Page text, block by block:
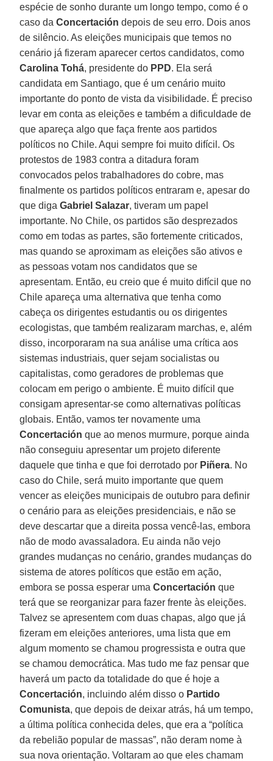
espécie de sonho durante um longo tempo, como é o
caso daConcertacióndepois de seu erro. Dois anos
de silêncio. As eleições municipais que temos no
cenário já fizeram aparecer certos candidatos, como
Carolina Tohá, presidente do PPD. Ela será
candidata em Santiago, que é um cenário muito
importante do ponto de vista da visibilidade. É preciso
levar em conta as eleições e também a dificuldade de
que apareça algo que faça frente aos partidos
políticos no Chile. Aqui sempre foi muito difícil. Os
protestos de 1983 contra a ditadura foram
convocados pelos trabalhadores do cobre, mas
finalmente os partidos políticos entraram e, apesar do
que digaGabriel Salazar, tiveram um papel
importante. No Chile, os partidos são desprezados
como em todas as partes, são fortemente criticados,
mas quando se aproximam as eleições são ativos e
as pessoas votam nos candidatos que se
apresentam. Então, eu creio que é muito difícil que no
Chile apareça uma alternativa que tenha como
cabeça os dirigentes estudantis ou os dirigentes
ecologistas, que também realizaram marchas, e, além
disso, incorporaram na sua análise uma crítica aos
sistemas industriais, quer sejam socialistas ou
capitalistas, como geradores de problemas que
colocam em perigo o ambiente. É muito difícil que
consigam apresentar-se como alternativas políticas
globais. Então, vamos ter novamente uma
Concertaciónque ao menos murmure, porque ainda
não conseguiu apresentar um projeto diferente
daquele que tinha e que foi derrotado por Piñera. No
caso do Chile, será muito importante que quem
vencer as eleições municipais de outubro para definir
o cenário para as eleições presidenciais, e não se
deve descartar que a direita possa vencê-las, embora
não de modo avassaladora. Eu ainda não vejo
grandes mudanças no cenário, grandes mudanças do
sistema de atores políticos que estão em ação,
embora se possa esperar umaConcertaciónque
terá que se reorganizar para fazer frente às eleições.
Talvez se apresentem com duas chapas, algo que já
fizeram em eleições anteriores, uma lista que em
algum momento se chamou progressista e outra que
se chamou democrática. Mas tudo me faz pensar que
haverá um pacto da totalidade do que é hoje a
Concertación, incluindo além disso o Partido
Comunista, que depois de deixar atrás, há um tempo,
a última política conhecida deles, que era a “política
da rebelião popular de massas”, não deram nome à
sua nova orientação. Voltaram ao que eles chamam